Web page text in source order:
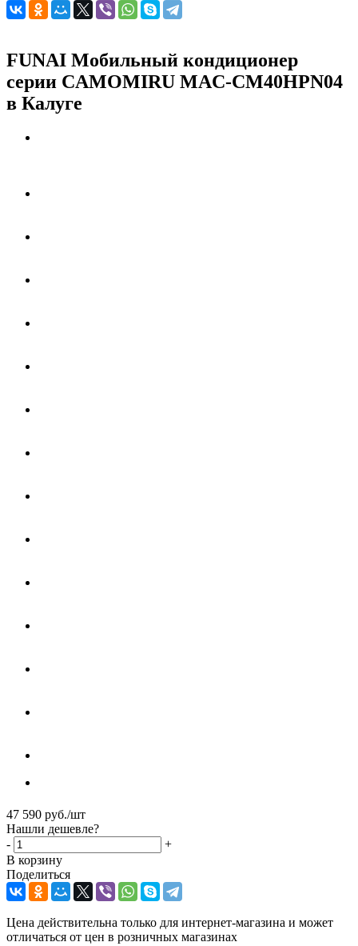
FUNAI Мобильный кондиционер
cерии CAMOMIRU MAC-CM40HPN04
в Калуге
47 590 руб./шт
Нашли дешевле?
-
+
В корзину
Поделиться
Цена действительна только для интернет-магазина и может
отличаться от цен в розничных магазинах